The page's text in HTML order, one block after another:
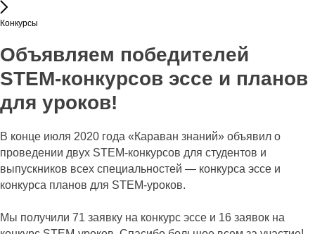
Конкурсы
Объявляем победителей
STEM-конкурсов эссе и планов
для уроков!
В конце июля 2020 года «Караван знаний» объявил о
проведении двух STEM-конкурсов для студентов и
выпускников всех специальностей — конкурса эссе и
конкурса планов для STEM-уроков.
Мы получили 71 заявку на конкурс эссе и 16 заявок на